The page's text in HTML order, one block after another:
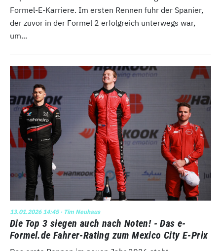
Formel-E-Karriere. Im ersten Rennen fuhr der Spanier,
der zuvor in der Formel 2 erfolgreich unterwegs war,
um...
13.01.2026 14:45· Tim Neuhaus
Die Top 3 siegen auch nach Noten! - Das e-
Formel.de Fahrer-Rating zum Mexico City E-Prix